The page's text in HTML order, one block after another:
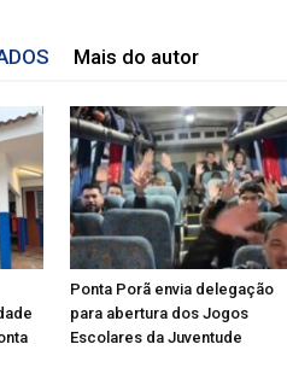
Mais do autor
Ponta Porã envia delegação
para abertura dos Jogos
Escolares da Juventude